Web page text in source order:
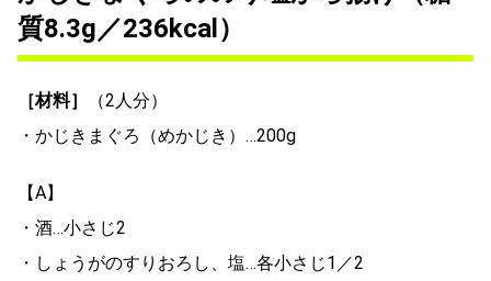
質8.3g／236kcal）
［材料］
（2人分）
・かじきまぐろ（めかじき）…200g
【A】
・酒…小さじ2
・しょうがのすりおろし、塩…各小さじ1／2